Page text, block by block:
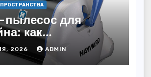
пылесос для
как
чтобы
а
служило 7
2026 ADMIN